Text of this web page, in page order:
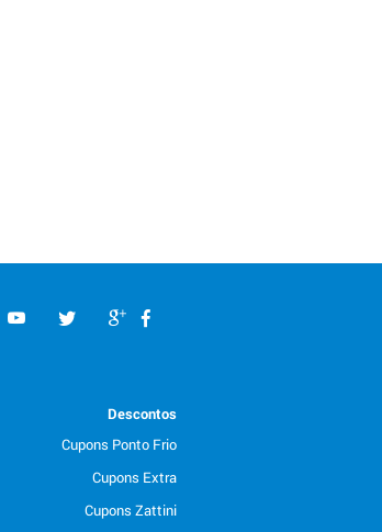
Descontos
Cupons Ponto Frio
Cupons Extra
Cupons Zattini